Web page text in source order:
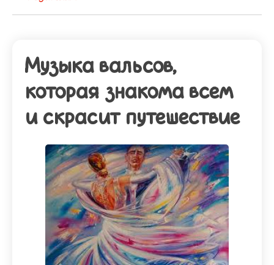
Музыка вальсов,
которая знакома всем
и скрасит путешествие